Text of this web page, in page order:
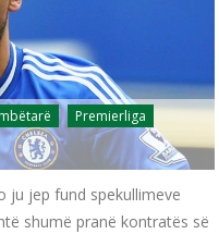
Premierliga
ju jep fund spekullimeve
shumë pranë kontratës së